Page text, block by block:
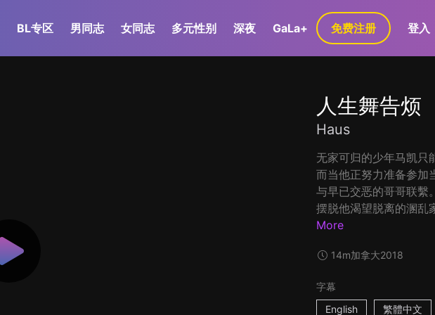
BL专区 男同志 女同志 多元性别 深夜 GaLa+ 免费注册 登入
人生舞告烦
Haus
无家可归的少年马凯只
而当他正努力准备参加
与早已交恶的哥哥联繫
摆脱他渴望脱离的溷
More
14m加拿大2018
字幕
English
繁體中文